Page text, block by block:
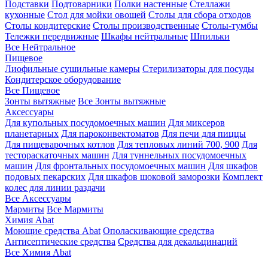
Подставки Подтоварники Полки настенные Стеллажи
кухонные Стол для мойки овощей Столы для сбора отходов
Столы кондитерские Столы производственные Столы-тумбы
Тележки передвижные Шкафы нейтральные Шпильки
Все Нейтральное
Пищевое
Лиофильные сушильные камеры Стерилизаторы для посуды
Кондитерское оборудование
Все Пищевое
Зонты вытяжные Все Зонты вытяжные
Аксессуары
Для купольных посудомоечных машин Для миксеров
планетарных Для пароконвектоматов Для печи для пиццы
Для пищеварочных котлов Для тепловых линий 700, 900 Для
тестораскаточных машин Для туннельных посудомоечных
машин Для фронтальных посудомоечных машин Для шкафов
подовых пекарских Для шкафов шоковой заморозки Комплект
колес для линии раздачи
Все Аксессуары
Мармиты Все Мармиты
Химия Abat
Моющие средства Abat Ополаскивающие средства
Антисептические средства Средства для декальцинаций
Все Химия Abat